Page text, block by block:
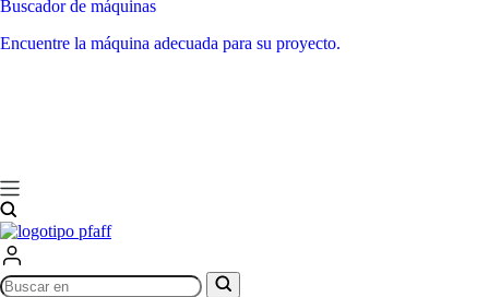
Buscador de máquinas
Encuentre la máquina adecuada para su proyecto.
Buscar